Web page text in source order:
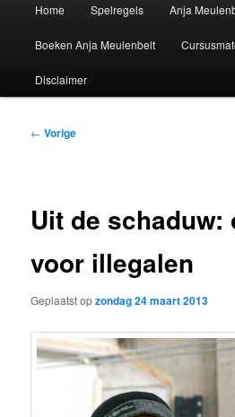
Home Spelregels Anja
Boeken Anja Meulenbelt
Disclaimer
Bericht
← Vorige
Uit de schaduw:
voor illegalen
Geplaatst opzondag 24 maart 2013